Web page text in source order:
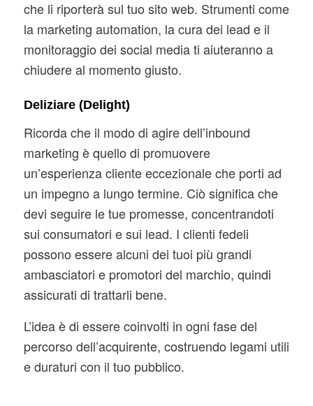
che li riporterà sul tuo sito web. Strumenti come
la marketing automation, la cura dei lead e il
monitoraggio dei social media ti aiuteranno a
chiudere al momento giusto.
Deliziare (Delight)
Ricorda che il modo di agire dell’inbound
marketing è quello di promuovere
un’esperienza cliente eccezionale che porti ad
un impegno a lungo termine. Ciò significa che
devi seguire le tue promesse, concentrandoti
sui consumatori e sui lead. I clienti fedeli
possono essere alcuni dei tuoi più grandi
ambasciatori e promotori del marchio, quindi
assicurati di trattarli bene.
L’idea è di essere coinvolti in ogni fase del
percorso dell’acquirente, costruendo legami utili
e duraturi con il tuo pubblico.